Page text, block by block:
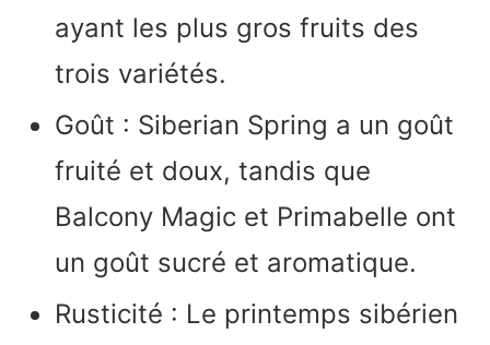
ayant les plus gros fruits des
trois variétés.
Goût : Siberian Spring a un goût
fruité et doux, tandis que
Balcony Magic et Primabelle ont
un goût sucré et aromatique.
Rusticité : Le printemps sibérien